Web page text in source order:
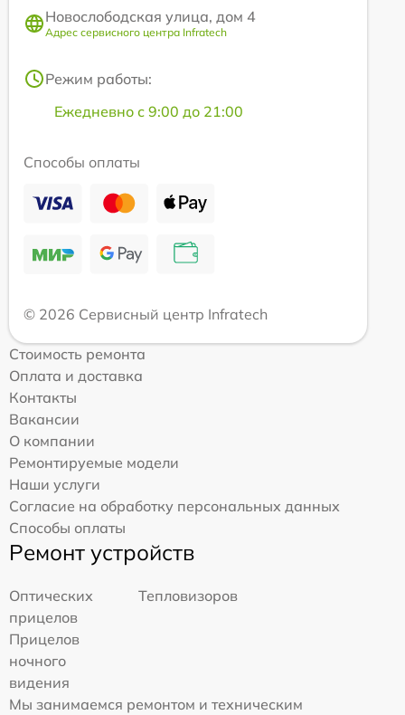
Новослободская улица, дом 4
Адрес сервисного центра Infratech
Режим работы:
Ежедневно с 9:00 до 21:00
Способы оплаты
© 2026 Сервисный центр Infratech
Стоимость ремонта
Оплата и доставка
Контакты
Вакансии
О компании
Ремонтируемые модели
Наши услуги
Согласие на обработку персональных данных
Способы оплаты
Ремонт устройств
Оптических
прицелов
Тепловизоров
Прицелов
ночного
видения
Мы занимаемся ремонтом и техническим